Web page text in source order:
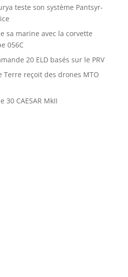
teste son système Pantsyr-
sa marine avec la corvette
056C
20 ELD basés sur le PRV
Terre reçoit des drones MTO
30 CAESAR MkII